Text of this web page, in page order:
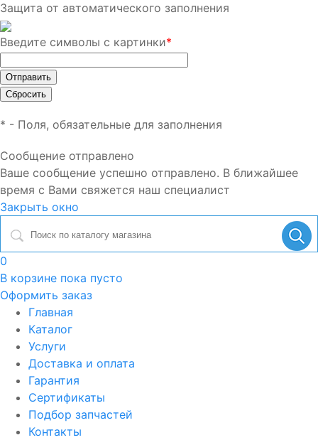
Защита от автоматического заполнения
Введите символы с картинки*
* - Поля, обязательные для заполнения
Сообщение отправлено
Ваше сообщение успешно отправлено. В ближайшее
время с Вами свяжется наш специалист
Закрыть окно
0
В корзине пока пусто
Оформить заказ
Главная
Каталог
Услуги
Доставка и оплата
Гарантия
Сертификаты
Подбор запчастей
Контакты